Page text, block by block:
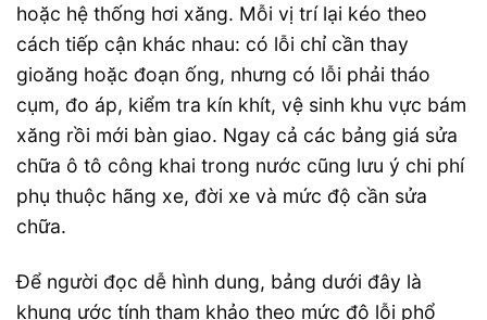
hoặc hệ thống hơi xăng. Mỗi vị trí lại kéo theo
cách tiếp cận khác nhau: có lỗi chỉ cần thay
gioăng hoặc đoạn ống, nhưng có lỗi phải tháo
cụm, đo áp, kiểm tra kín khít, vệ sinh khu vực bám
xăng rồi mới bàn giao. Ngay cả các bảng giá sửa
chữa ô tô công khai trong nước cũng lưu ý chi phí
phụ thuộc hãng xe, đời xe và mức độ cần sửa
chữa.
Để người đọc dễ hình dung, bảng dưới đây là
khung ước tính tham khảo theo mức độ lỗi phổ